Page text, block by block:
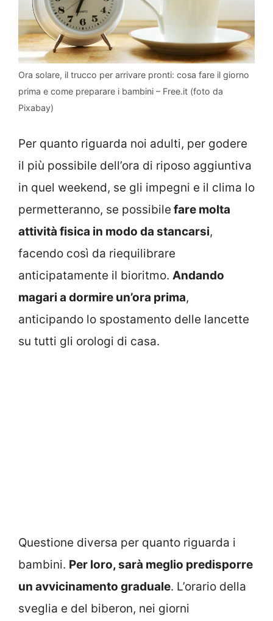
Ora solare, il trucco per arrivare pronti: cosa fare il giorno
prima e come preparare i bambini – Free.it (foto da
Pixabay)
Per quanto riguarda noi adulti, per godere
il più possibile dell’ora di riposo aggiuntiva
in quel weekend, se gli impegni e il clima lo
permetteranno, se possibile fare molta
attività fisica in modo da stancarsi,
facendo così da riequilibrare
anticipatamente il bioritmo. Andando
magari a dormire un’ora prima,
anticipando lo spostamento delle lancette
su tutti gli orologi di casa.
Questione diversa per quanto riguarda i
bambini. Per loro, sarà meglio predisporre
un avvicinamento graduale. L’orario della
sveglia e del biberon, nei giorni